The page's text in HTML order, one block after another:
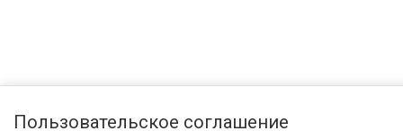
Пользовательское соглашение